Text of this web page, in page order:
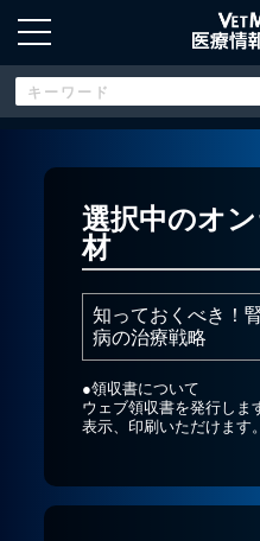
新規登録
よくあるご質問
選択中のオ
材
知っておくべき！
病の治療戦略
●領収書について
ウェブ領収書を発行しま
表示、印刷いただけます。